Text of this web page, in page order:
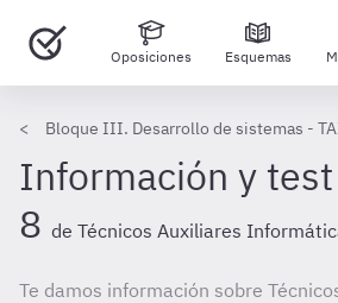
Oposiciones Esquemas
Bloque III. Desarrollo de sistemas -
Información y
8 de Técnicos Auxiliares
Te damos información sobre